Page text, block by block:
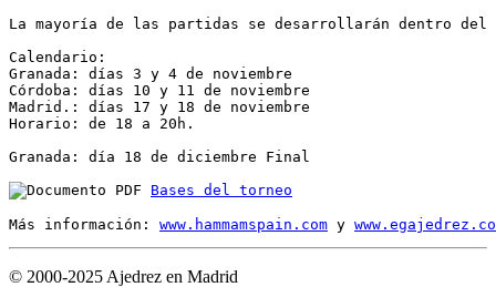
La mayoría de las partidas se desarrollarán dentro del
Calendario:
Granada: días 3 y 4 de noviembre
Córdoba: días 10 y 11 de noviembre
Madrid.: días 17 y 18 de noviembre
Horario: de 18 a 20h.
Granada: día 18 de diciembre Final
Bases del torneo
Más información: www.hammamspain.com y
© 2000-2025 Ajedrez en Madrid